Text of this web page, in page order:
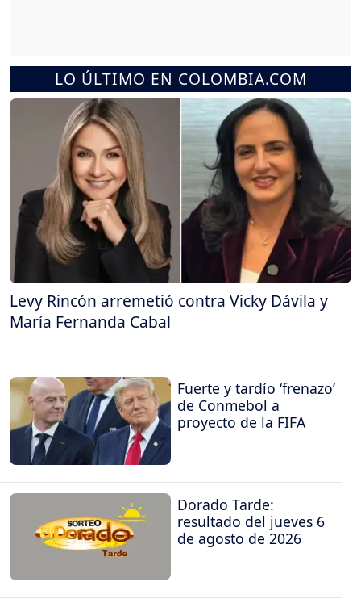
LO ÚLTIMO EN COLOMBIA.COM
Levy Rincón arremetió contra Vicky Dávila y
María Fernanda Cabal
Fuerte y tardío ‘frenazo’
de Conmebol a
proyecto de la FIFA
Dorado Tarde:
resultado del jueves 6
de agosto de 2026